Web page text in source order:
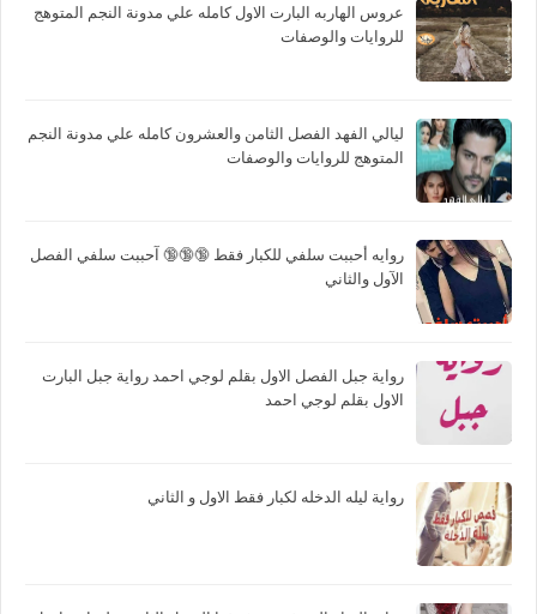
عروس الهاربه البارت الاول كامله علي مدونة النجم المتوهج
للروايات والوصفات
ليالي الفهد الفصل الثامن والعشرون كامله علي مدونة النجم
المتوهج للروايات والوصفات
روايه أحببت سلفي للكبار فقط 🔞🔞🔞 آحببت سلفي الفصل
الآول والثاني
رواية جبل الفصل الاول بقلم لوجي احمد رواية جبل البارت
الاول بقلم لوجي احمد
رواية ليله الدخله لكبار فقط الاول و الثاني